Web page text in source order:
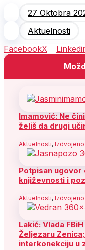
27 Oktobra
Aktuelnosti
FacebookX
Imamović: Ne
želiš da drugi
Aktuelnosti, Izdvojeno
Potpisan ugovor
književnosti i
Aktuelnosti, Izdvojeno
Lakić: Vlada
Željezaru
interkonekciju u